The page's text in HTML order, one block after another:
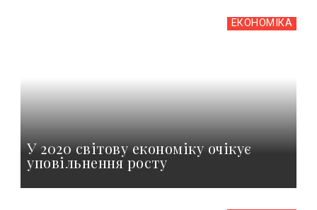
ЕКОНОМІКА
У 2020 світову економіку очікує
уповільнення росту